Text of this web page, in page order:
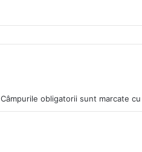
Câmpurile obligatorii sunt marcate cu